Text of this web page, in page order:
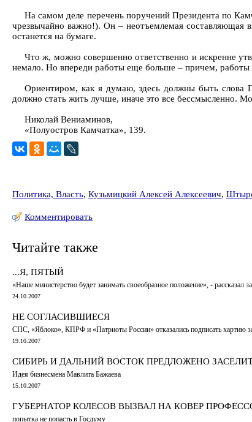
На самом деле перечень поручений Президента по
чрезвычайно важно!). Он – неотъемлемая составляющая
останется на бумаге.
Что ж, можно совершенно ответственно и искренне
немало. Но впереди работы еще больше – причем,
Ориентиром, как я думаю, здесь должны быть слова
должно стать жить лучше, иначе это все бессмысленно.
Николай Вениаминов,
«Полуостров Камчатка», 139.
Политика, Власть, Кузьмицкий Алексей Алексеевич,
Комментировать
Читайте также
...Я, ПЯТЫЙ
«Наше министерство будет занимать своеобразное положение», - рассказал
24.10.2007
НЕ СОГЛАСИВШИЕСЯ
СПС, «Яблоко», КПРФ и «Патриоты России» отказались подписать хартию
19.10.2007
СИБИРЬ И ДАЛЬНИЙ ВОСТОК ПРЕДЛОЖЕНО
Идея бизнесмена Мавлита Бажаева
15.10.2007
ГУБЕРНАТОР КОЛЕСОВ ВЫЗВАЛ НА КОВЕР
попытка не попасть в Госдуму